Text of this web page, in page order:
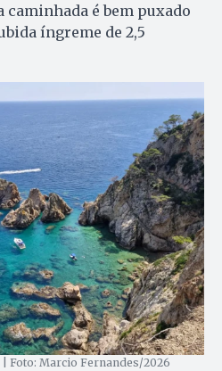
caminhada é bem puxado
íngreme de 2,5
Foto: Marcio Fernandes/2026